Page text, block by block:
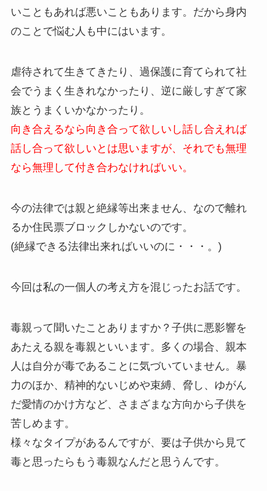
いこともあれば悪いこともあります。だから身内
のことで悩む人も中にはいます。
虐待されて生きてきたり、過保護に育てられて社
会でうまく生きれなかったり、逆に厳しすぎて家
族とうまくいかなかったり。
向き合えるなら向き合って欲しいし話し合えれば
話し合って欲しいとは思いますが、それでも無理
なら無理して付き合わなければいい。
今の法律では親と絶縁等出来ません、なので離れ
るか住民票ブロックしかないのです。
(絶縁できる法律出来ればいいのに・・・。)
今回は私の一個人の考え方を混じったお話です。
毒親って聞いたことありますか？子供に悪影響を
あたえる親を毒親といいます。多くの場合、親本
人は自分が毒であることに気づいていません。暴
力のほか、精神的ないじめや束縛、脅し、ゆがん
だ愛情のかけ方など、さまざまな方向から子供を
苦しめます。
様々なタイプがあるんですが、要は子供から見て
毒と思ったらもう毒親なんだと思うんです。